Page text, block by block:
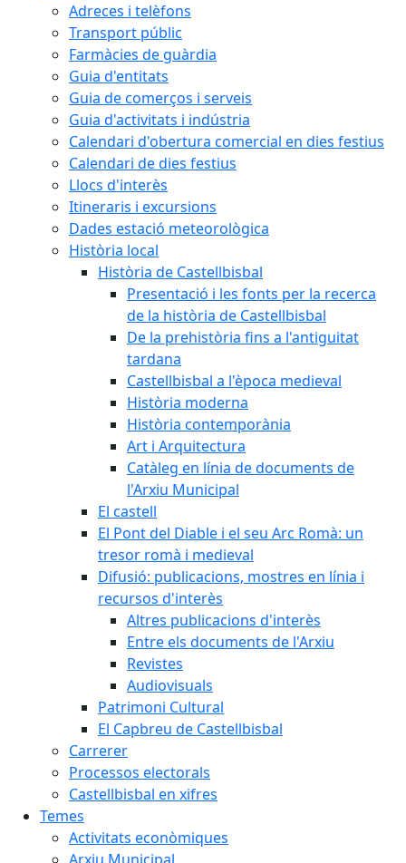
Adreces i telèfons
Transport públic
Farmàcies de guàrdia
Guia d'entitats
Guia de comerços i serveis
Guia d'activitats i indústria
Calendari d'obertura comercial en dies festius
Calendari de dies festius
Llocs d'interès
Itineraris i excursions
Dades estació meteorològica
Història local
Història de Castellbisbal
Presentació i les fonts per la recerca
de la història de Castellbisbal
De la prehistòria fins a l'antiguitat
tardana
Castellbisbal a l'època medieval
Història moderna
Història contemporània
Art i Arquitectura
Catàleg en línia de documents de
l'Arxiu Municipal
El castell
El Pont del Diable i el seu Arc Romà: un
tresor romà i medieval
Difusió: publicacions, mostres en línia i
recursos d'interès
Altres publicacions d'interès
Entre els documents de l'Arxiu
Revistes
Audiovisuals
Patrimoni Cultural
El Capbreu de Castellbisbal
Carrerer
Processos electorals
Castellbisbal en xifres
Temes
Activitats econòmiques